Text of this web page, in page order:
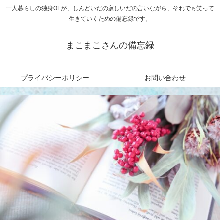
一人暮らしの独身OLが、しんどいだの寂しいだの言いながら、それでも笑って
生きていくための備忘録です。
まこまこさんの備忘録
プライバシーポリシー お問い合わせ